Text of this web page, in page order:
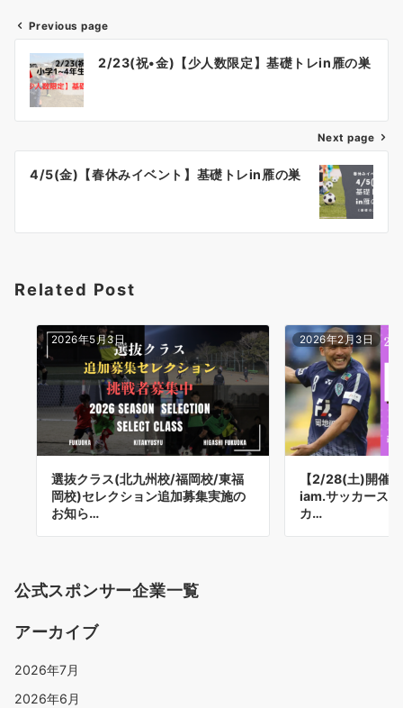
投
稿
ナ
ビ
ゲ
シ
ン
Previous page
2/23(祝•金)【少人数限定】基礎トレin雁の巣
Next page
4/5(金)【春休みイベント】基礎トレin雁の巣
Related Post
2026年5月3日
選抜クラス(北九州校/福岡校/東福
岡校)セレクション追加募集実施の
お知ら…
2026年2月3日
【2/28(土)開催
iam.サッカース
カ…
公式スポンサー企業一覧
アーカイブ
2026年7月
2026年6月